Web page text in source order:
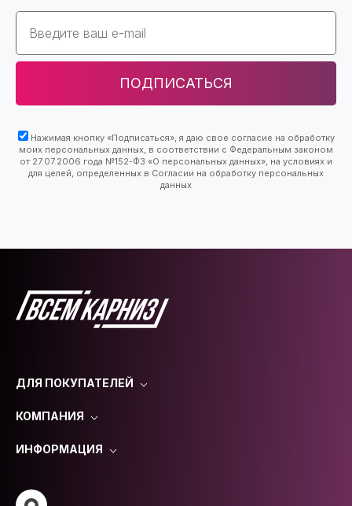
Email
ПОДПИСАТЬСЯ
Нажимая кнопку «Подписаться», я даю свое согласие на обработку
моих персональных данных, в соответствии с Федеральным законом
от 27.07.2006 года №152-ФЗ «О персональных данных», на условиях и
для целей, определенных в Согласии на обработку персональных
данных
ДЛЯ ПОКУПАТЕЛЕЙ
КОМПАНИЯ
ИНФОРМАЦИЯ